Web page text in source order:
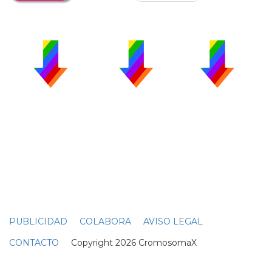
PUBLICIDAD COLABORA
AVISO LEGAL
CONTACTO Copyright 2026 CromosomaX